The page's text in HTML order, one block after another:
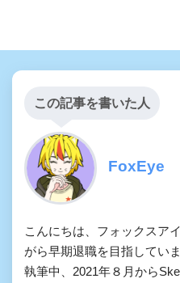
この記事を書いた人
FoxEye
こんにちは、フォックスア
がら早期退職を目指してい
執筆中、2021年８月から